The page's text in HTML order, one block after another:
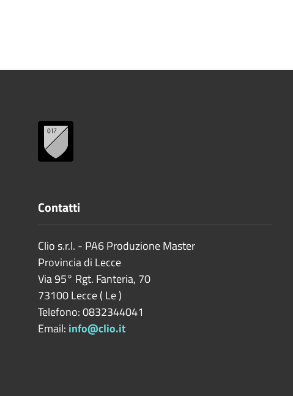
Contatti
Clio s.r.l. - PA6 Produzione Master
Provincia di Lecce
Via 95° Rgt. Fanteria, 70
73100Lecce( Le)
Telefono: 0832344041
Email: info@clio.it